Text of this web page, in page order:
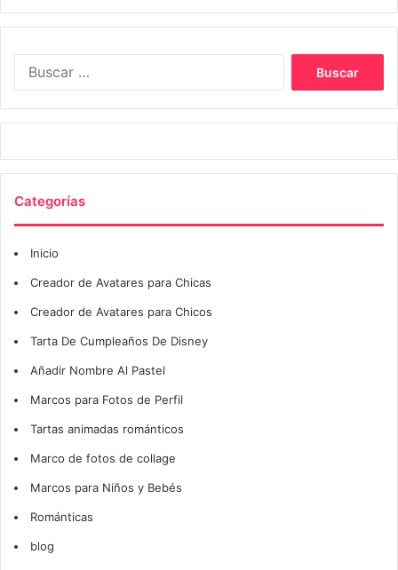
Categorías
Inicio
Creador de Avatares para Chicas
Creador de Avatares para Chicos
Tarta De Cumpleaños De Disney
Añadir Nombre Al Pastel
Marcos para Fotos de Perfil
Tartas animadas románticos
Marco de fotos de collage
Marcos para Niños y Bebés
Románticas
blog